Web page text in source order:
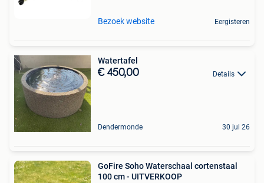
Bezoek website Eergisteren
Watertafel
€ 450,00 Details
Dendermonde 30 jul 26
GoFire Soho Waterschaal cortenstaal
100 cm - UITVERKOOP